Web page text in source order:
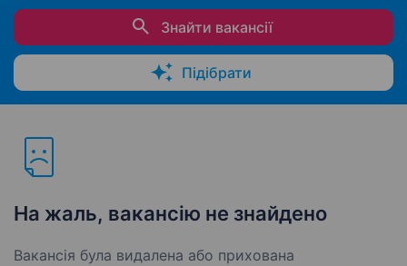
Знайти вакансії
Підібрати
На жаль, вакансію не знайдено
Вакансія була видалена або прихована